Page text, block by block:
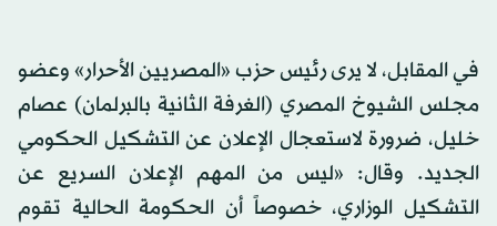
في المقابل، لا يرى رئيس حزب «المصريين الأحرار» وعضو
مجلس الشيوخ المصري (الغرفة الثانية بالبرلمان) عصام
خليل، ضرورة لاستعجال الإعلان عن التشكيل الحكومي
الجديد. وقال: «ليس من المهم الإعلان السريع عن
التشكيل الوزاري، خصوصاً أن الحكومة الحالية تقوم